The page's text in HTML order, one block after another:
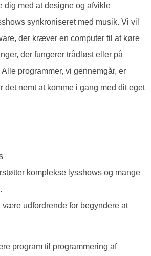
med at designe og afvikle
synkroniseret med musik. Vi vil
der kræver en computer til at køre
der fungerer trådløst eller på
programmer, vi gennemgår, er
det nemt at komme i gang med dit eget
komplekse lysshows og mange
være udfordrende for begyndere at
program til programmering af